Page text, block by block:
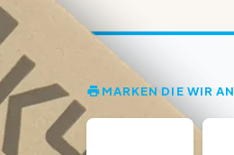
MARKEN DIE WIR